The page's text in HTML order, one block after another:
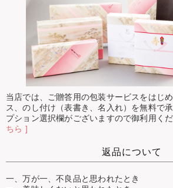
当店では、ご贈答用の包装サービスをはじ
ス、のし付け（表書き、名入れ）を無料で
プション選択欄がございますので御利用くだ
ちら ]
返品について
一、万が一、不良品と思われたとき